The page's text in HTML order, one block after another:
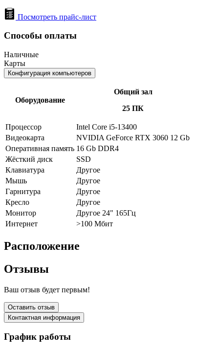
Посмотреть прайс-лист
Способы оплаты
Наличные
Карты
Конфигурация компьютеров
Оборудование
Общий зал
25 ПК
Процессор
Intel Core i5-13400
Видеокарта
NVIDIA GeForce RTX 3060 12 Gb
Оперативная память 16 Gb DDR4
Жёсткий диск
SSD
Клавиатура
Другое
Мышь
Другое
Гарнитура
Другое
Кресло
Другое
Монитор
Другое 24" 165Гц
Интернет
>100 Мбит
Расположение
Отзывы
Ваш отзыв будет первым!
Оставить отзыв
Контактная информация
График работы